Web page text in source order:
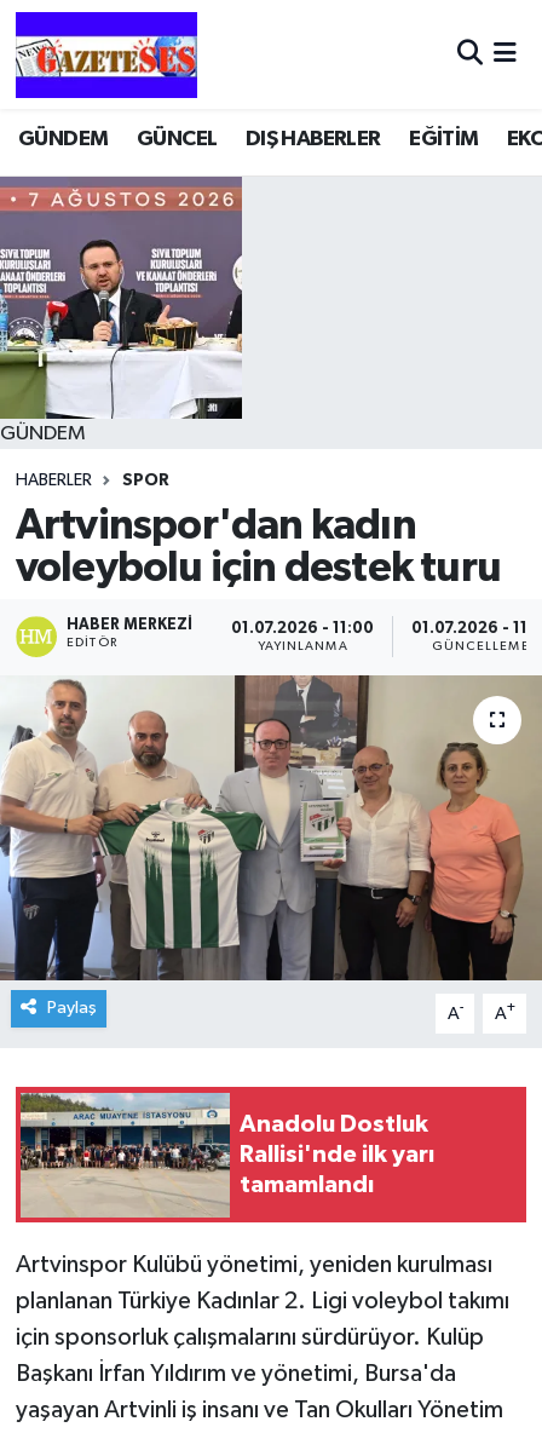
GÜNDEM GÜNCEL DIŞ HABERLER EĞİTİM
GÜNDEM
HABERLER SPOR
Artvinspor'dan kadın
voleybolu için destek turu
HABER MERKEZI
EDITÖR
01.07.2026 - 11:00
YAYINLANMA
01.07.2026 -
GÜNCELLEME
Paylaş A- A+
Anadolu Dostluk
Rallisi'nde ilk yarı
tamamlandı
Artvinspor Kulübü yönetimi, yeniden kurulması
planlanan Türkiye Kadınlar 2. Ligi voleybol takımı
için sponsorluk çalışmalarını sürdürüyor. Kulüp
Başkanı İrfan Yıldırım ve yönetimi, Bursa'da
yaşayan Artvinli iş insanı ve Tan Okulları Yönetim